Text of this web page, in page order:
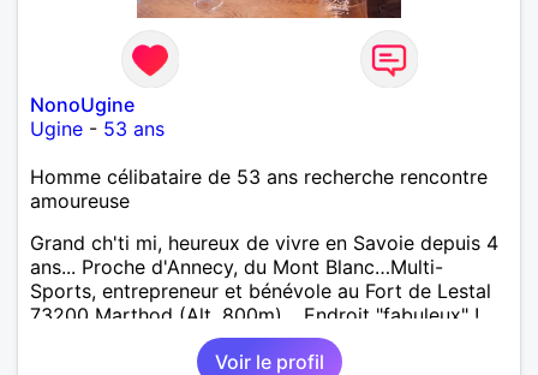
NonoUgine
Ugine - 53 ans
Homme célibataire de 53 ans recherche rencontre
amoureuse
Grand ch'ti mi, heureux de vivre en Savoie depuis 4
ans... Proche d'Annecy, du Mont Blanc…Multi-
Sports, entrepreneur et bénévole au Fort de Lestal
73200 Marthod (Alt. 800m)… Endroit "fabuleux" !…
Enquêtes et tu me trouveras !
Voir le profil